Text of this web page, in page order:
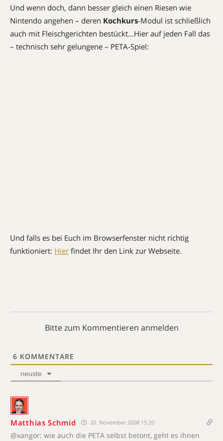
Und wenn doch, dann besser gleich einen Riesen wie
Nintendo angehen – deren Kochkurs-Modul ist schließlich
auch mit Fleischgerichten bestückt…Hier auf jeden Fall das
– technisch sehr gelungene – PETA-Spiel:
Und falls es bei Euch im Browserfenster nicht richtig
funktioniert: Hier findet Ihr den Link zur Webseite.
Bitte zum Kommentieren anmelden
6 KOMMENTARE
neuste
Matthias Schmid 20. November 2008 15:20
@xangor: wie auch die PETA selbst betont, geht es ihnen